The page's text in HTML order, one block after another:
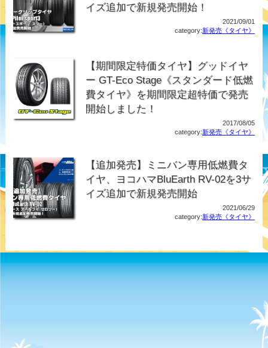
イズ追加で新規発売開始！
2021/09/01
category:新発売《タイヤ》
【期間限定特価タイヤ】グッドイヤ
ー GT-Eco Stage《スタンダード低燃
費タイヤ》を期間限定超特価で発売
開始しました！
2017/08/05
category:新発売《タイヤ》
【追加発売】ミニバン専用低燃費タ
イヤ、ヨコハマBluEarth RV-02を3サ
イズ追加で新規発売開始
2021/06/29
category:新発売《タイヤ》